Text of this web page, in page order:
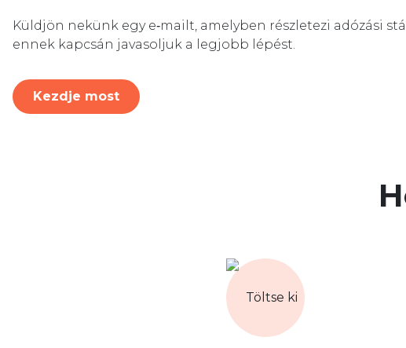
Küldjön nekünk egy e‑mailt, amelyben részletezi adózási
ennek kapcsán javasoljuk a legjobb lépést.
Kezdje most